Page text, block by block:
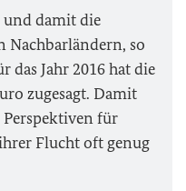
und damit die
Nachbarländern, so
das Jahr 2016 hat die
zugesagt. Damit
für
Flucht oft genug